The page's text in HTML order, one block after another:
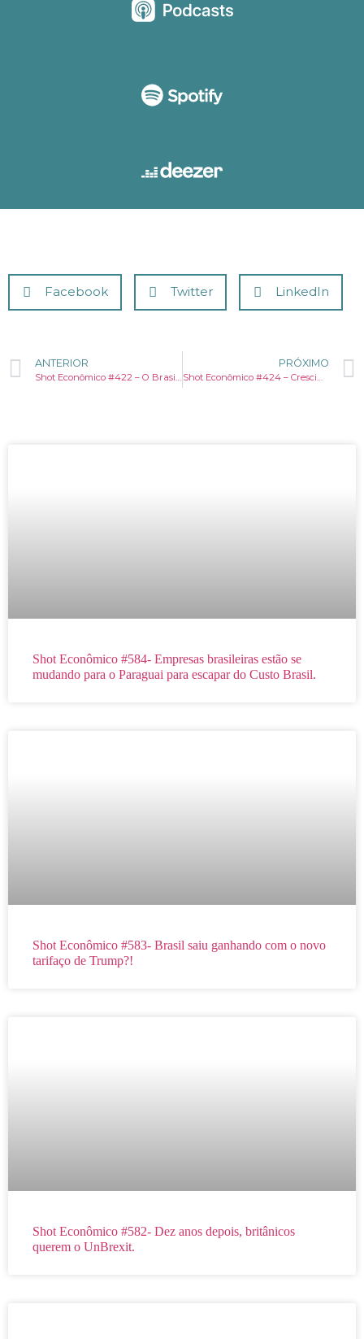
Facebook Twitter LinkedIn
ANTERIOR PRÓXIMO
Shot Econômico #584- Empresas brasileiras estão se
mudando para o Paraguai para escapar do Custo Brasil.
Shot Econômico #583- Brasil saiu ganhando com o novo
tarifaço de Trump?!
Shot Econômico #582- Dez anos depois, britânicos
querem o UnBrexit.